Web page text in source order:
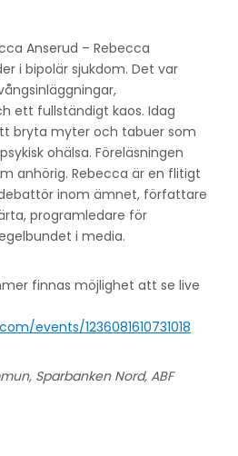
Anserud – Rebecca
i bipolär sjukdom. Det var
ett fullständigt kaos. Idag
bryta myter och tabuer som
ohälsa. Föreläsningen
anhörig. Rebecca är en flitigt
inom ämnet, författare
programledare för
i media.
finnas möjlighet att se live
events/1236081610731018
Sparbanken Nord, ABF